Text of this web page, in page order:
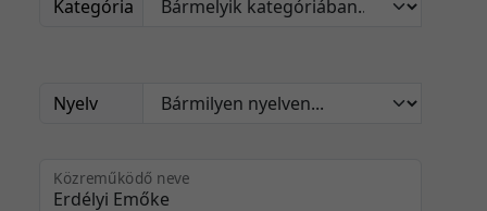
Kategória
Nyelv
Közreműködő neve